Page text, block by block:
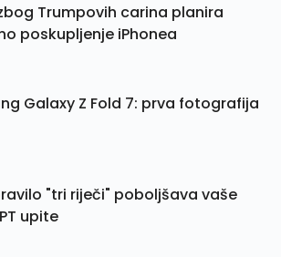
Trumpovih carina planira
poskupljenje iPhonea
Galaxy Z Fold 7: prva fotografija
"tri riječi" poboljšava vaše
upite